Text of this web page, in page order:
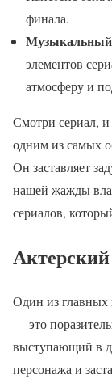
финала.
Музыкальный
элементов
атмосферу и
Смотри сериал,
одним из самых
Он заставляет
нашей жажды
сериалов,
Актерский
Один из главных
— это
выступающий в
персонажа и